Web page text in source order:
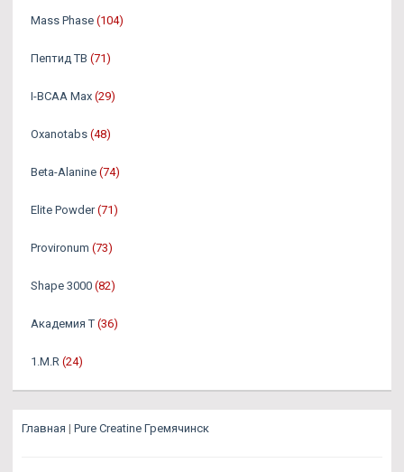
Mass Phase (104)
Пептид TB (71)
I-BCAA Max (29)
Oxanotabs (48)
Beta-Alanine (74)
Elite Powder (71)
Provironum (73)
Shape 3000 (82)
Академия Т (36)
1.M.R (24)
Главная | Pure Creatine Гремячинск